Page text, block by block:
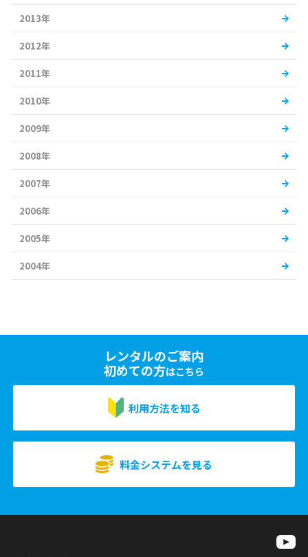
2013年
2012年
2011年
2010年
2009年
2008年
2007年
2006年
2005年
2004年
レンタルのご案内
初めての方はこちら
利用方法を知る
料金システムを見る